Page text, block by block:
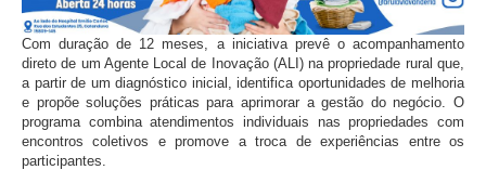
Com duração de 12 meses, a iniciativa prevê o acompanhamento
direto de um Agente Local de Inovação (ALI) na propriedade rural que,
a partir de um diagnóstico inicial, identifica oportunidades de melhoria
e propõe soluções práticas para aprimorar a gestão do negócio. O
programa combina atendimentos individuais nas propriedades com
encontros coletivos e promove a troca de experiências entre os
participantes.